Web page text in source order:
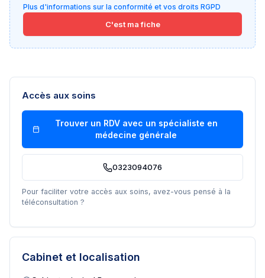
Plus d'informations sur la conformité et vos droits RGPD
C'est ma fiche
Accès aux soins
Trouver un RDV avec un spécialiste en
médecine générale
0323094076
Pour faciliter votre accès aux soins, avez-vous pensé à la
téléconsultation ?
Cabinet et localisation